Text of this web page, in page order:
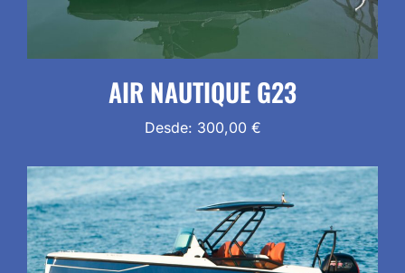
AIR NAUTIQUE G23
Desde: 300,00 €